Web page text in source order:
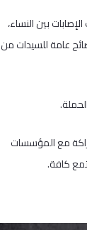
بين النساء،
عامة للسيدات
مع المؤسسات
كافة.